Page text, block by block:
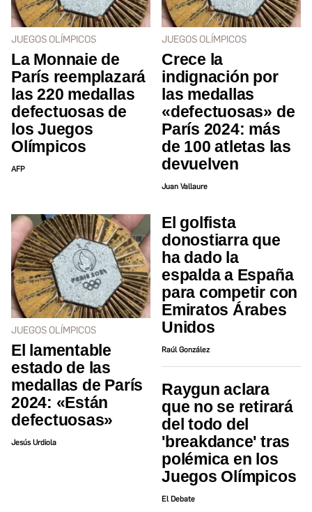
JUEGOS OLÍMPICOS
La Monnaie de
París reemplazará
las 220 medallas
defectuosas de
los Juegos
Olímpicos
AFP
JUEGOS OLÍMPICOS
Crece la
indignación por
las medallas
«defectuosas» de
París 2024: más
de 100 atletas las
devuelven
Juan Vallaure
JUEGOS OLÍMPICOS
El lamentable
estado de las
medallas de París
2024: «Están
defectuosas»
Jesús Urdiola
El golfista
donostiarra que
ha dado la
espalda a España
para competir con
Emiratos Árabes
Unidos
Raúl González
Raygun aclara
que no se retirará
del todo del
'breakdance' tras
polémica en los
Juegos Olímpicos
El Debate